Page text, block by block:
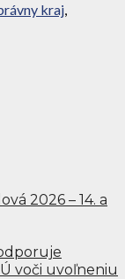
kraj,
2026 – 14. a
voči uvoľneniu